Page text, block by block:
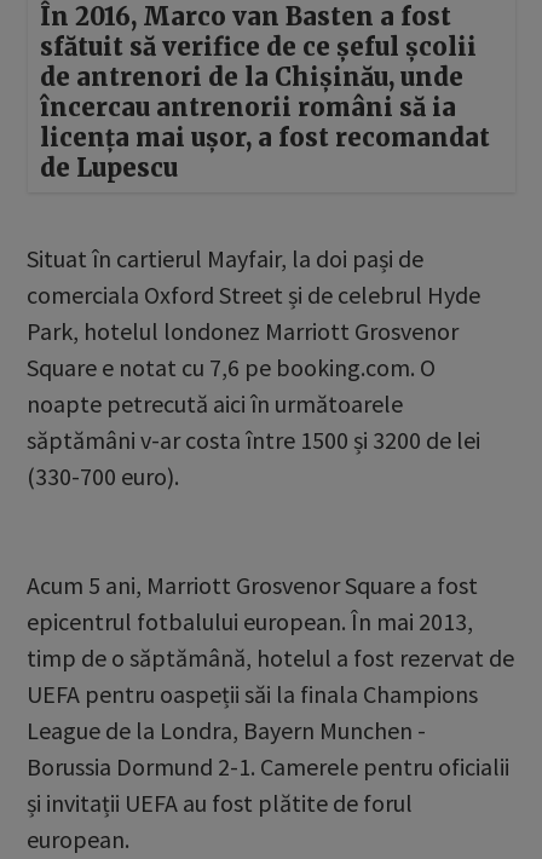
În 2016, Marco van Basten a fost
sfătuit să verifice de ce șeful școlii
de antrenori de la Chișinău, unde
încercau antrenorii români să ia
licența mai ușor, a fost recomandat
de Lupescu
Situat în cartierul Mayfair, la doi pași de
comerciala Oxford Street și de celebrul Hyde
Park, hotelul londonez Marriott Grosvenor
Square e notat cu 7,6 pe booking.com. O
noapte petrecută aici în următoarele
săptămâni v-ar costa între 1500 și 3200 de lei
(330-700 euro).
Acum 5 ani, Marriott Grosvenor Square a fost
epicentrul fotbalului european. În mai 2013,
timp de o săptămână, hotelul a fost rezervat de
UEFA pentru oaspeții săi la finala Champions
League de la Londra, Bayern Munchen -
Borussia Dormund 2-1. Camerele pentru oficialii
și invitații UEFA au fost plătite de forul
european.